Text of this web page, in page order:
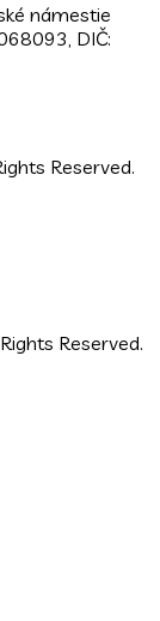
námestie
DIČ:
Reserved.
Reserved.